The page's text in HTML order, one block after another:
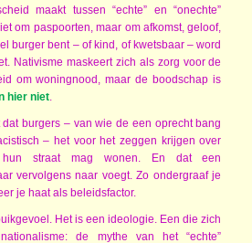
maakt tussen “echte” en “onechte”
om paspoorten, maar om afkomst, geloof,
burger bent – of kind, of kwetsbaar – word
Nativisme maskeert zich als zorg voor de
om woningnood, maar de boodschap is
hier niet.
dat burgers – van wie de een oprecht bang
– het voor het zeggen krijgen over
straat mag wonen. En dat een
vervolgens naar voegt. Zo ondergraaf je
je haat als beleidsfactor.
Het is een ideologie. Een die zich
de mythe van het “echte”